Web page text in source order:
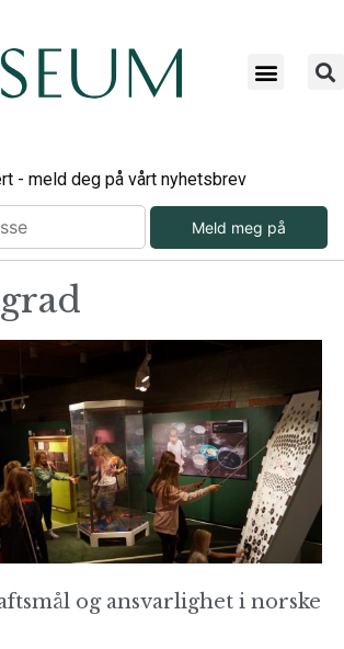
- meld deg på vårt nyhetsbrev
Meld meg på
og ansvarlighet i norske